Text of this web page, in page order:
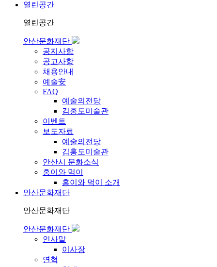
열린공간
열린공간
안산문화재단
공지사항
공고사항
채용안내
예술安
FAQ
예술의전당
김홍도미술관
이벤트
보도자료
예술의전당
김홍도미술관
안산시 문화소식
홍이와 먹이
홍이와 먹이 소개
안산문화재단
안산문화재단
안산문화재단
인사말
이사장
연혁